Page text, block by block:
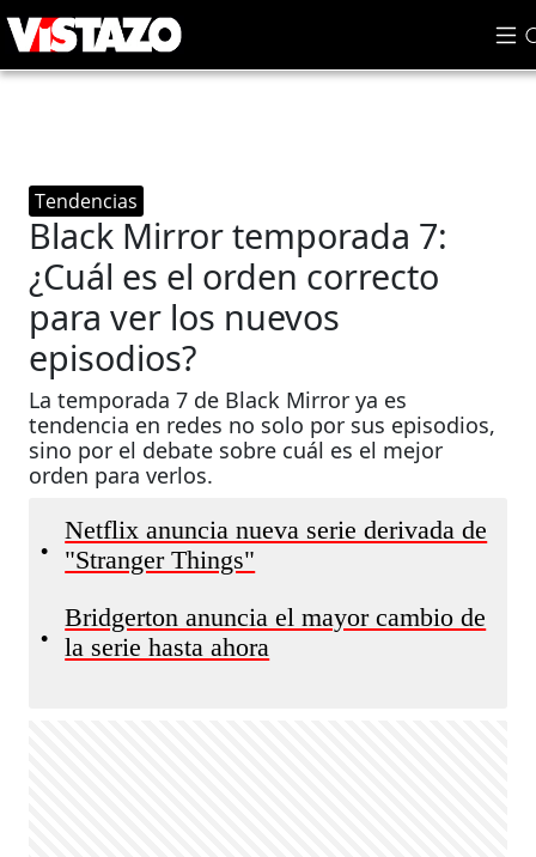
Tendencias
Black Mirror temporada 7:
¿Cuál es el orden correcto
para ver los nuevos
episodios?
La temporada 7 de Black Mirror ya es
tendencia en redes no solo por sus episodios,
sino por el debate sobre cuál es el mejor
orden para verlos.
•
Netflix anuncia nueva serie derivada de
"Stranger Things"
•
Bridgerton anuncia el mayor cambio de
la serie hasta ahora